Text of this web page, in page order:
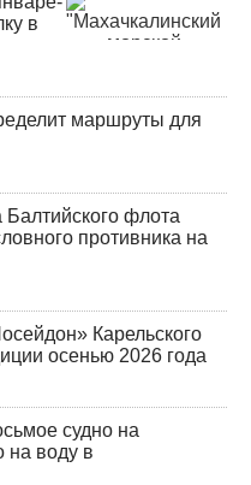
в
маршруты для
Балтийского флота
противника на
Карельского
осенью 2026 года
судно на
на воду в